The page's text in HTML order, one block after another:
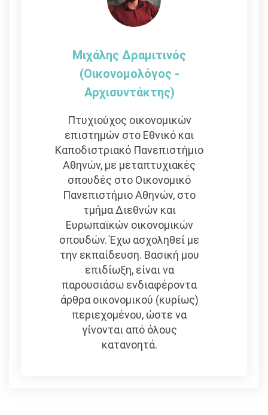
Μιχάλης Δραμιτινός
(Οικονομολόγος -
Αρχισυντάκτης)
Πτυχιούχος οικονομικών
επιστημών στο Εθνικό και
Καποδιστριακό Πανεπιστήμιο
Αθηνών, με μεταπτυχιακές
σπουδές στο Οικονομικό
Πανεπιστήμιο Αθηνών, στο
τμήμα Διεθνών και
Ευρωπαϊκών οικονομικών
σπουδών. Έχω ασχοληθεί με
την εκπαίδευση. Βασική μου
επιδίωξη, είναι να
παρουσιάσω ενδιαφέροντα
άρθρα οικονομικού (κυρίως)
περιεχομένου, ώστε να
γίνονται από όλους
κατανοητά.